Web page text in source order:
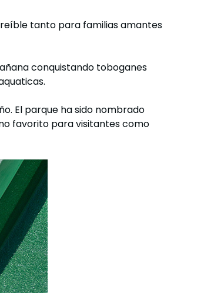
tanto para familias amantes
conquistando toboganes
El parque ha sido nombrado
favorito para visitantes como